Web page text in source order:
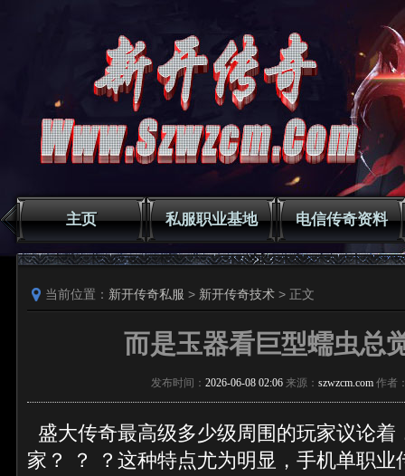
主页 私服职业基地 电信传奇资料
当前位置： 新开传奇私服 > 新开传奇技术 > 正文
而是玉器看巨型蠕虫总
发布时间： 2026-06-08 02:06 来源： szwzcm.com 作者
盛大传奇最高级多少级周围的玩家议论着
家？ ？ ？这种特点尤为明显，手机单职业